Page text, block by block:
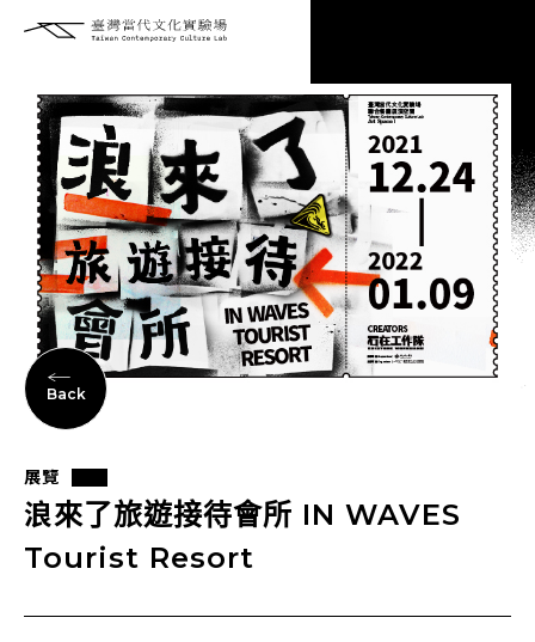
Back
展覽
浪來了旅遊接待會所 IN WAVES
Tourist Resort